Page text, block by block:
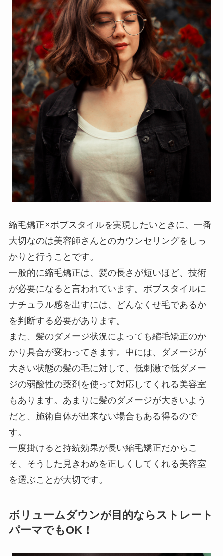
縮毛矯正×ボブスタイルを実現したいときに、一番
大切なのは美容師さんとのカウンセリングをしっ
かりと行うことです。
一般的に縮毛矯正は、髪の長さが短いほど、技術
が必要になると言われています。ボブスタイルに
ナチュラル感を出すには、どんなくせ毛であるか
を判断する必要があります。
また、髪のダメージ状況によっても縮毛矯正のか
かり具合が変わってきます。中には、ダメージが
大きい状態の髪の毛に対して、低刺激で低ダメー
ジの弱酸性の薬剤を使って対応してくれる美容室
もあります。あまりに髪のダメージが大きいよう
だと、施術自体が出来ない場合もある得るので
す。
一度掛けると持続効果が長い縮毛矯正だからこ
そ、そうした見きわめを正しくしてくれる美容室
を選ぶことが大切です。
ボリュームダウンが目的ならストレート
パーマでもOK！